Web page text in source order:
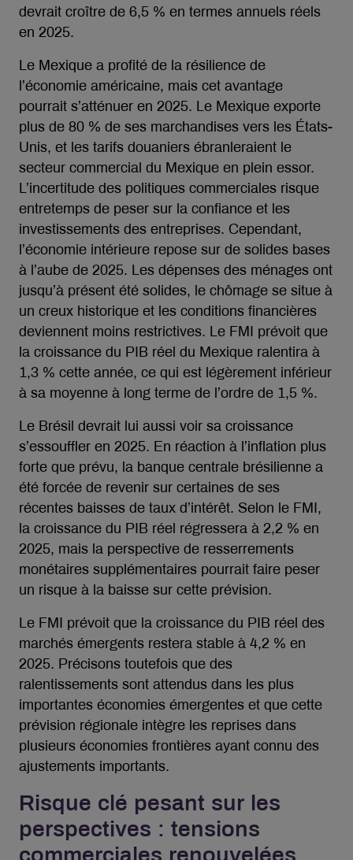
devrait croître de 6,5 % en termes annuels réels
en 2025.
Le Mexique a profité de la résilience de
l’économie américaine, mais cet avantage
pourrait s’atténuer en 2025. Le Mexique exporte
plus de 80 % de ses marchandises vers les États-
Unis, et les tarifs douaniers ébranleraient le
secteur commercial du Mexique en plein essor.
L’incertitude des politiques commerciales risque
entretemps de peser sur la confiance et les
investissements des entreprises. Cependant,
l’économie intérieure repose sur de solides bases
à l’aube de 2025. Les dépenses des ménages ont
jusqu’à présent été solides, le chômage se situe à
un creux historique et les conditions financières
deviennent moins restrictives. Le FMI prévoit que
la croissance du PIB réel du Mexique ralentira à
1,3 % cette année, ce qui est légèrement inférieur
à sa moyenne à long terme de l’ordre de 1,5 %.
Le Brésil devrait lui aussi voir sa croissance
s’essouffler en 2025. En réaction à l’inflation plus
forte que prévu, la banque centrale brésilienne a
été forcée de revenir sur certaines de ses
récentes baisses de taux d’intérêt. Selon le FMI,
la croissance du PIB réel régressera à 2,2 % en
2025, mais la perspective de resserrements
monétaires supplémentaires pourrait faire peser
un risque à la baisse sur cette prévision.
Le FMI prévoit que la croissance du PIB réel des
marchés émergents restera stable à 4,2 % en
2025. Précisons toutefois que des
ralentissements sont attendus dans les plus
importantes économies émergentes et que cette
prévision régionale intègre les reprises dans
plusieurs économies frontières ayant connu des
ajustements importants.
Risque clé pesant sur les
perspectives : tensions
commerciales renouvelées